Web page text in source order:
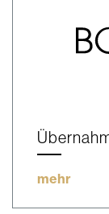
mehr